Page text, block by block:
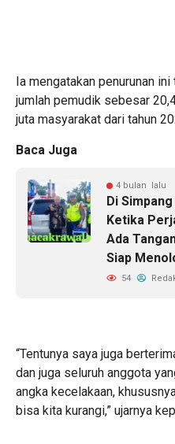
Ia mengatakan penurunan
jumlah pemudik sebesar
juta masyarakat dari tahun
Baca Juga
4 bulan lalu
Di
Ketika
Ada
Siap
54
“Tentunya saya juga
dan juga seluruh anggota
angka kecelakaan,
bisa kita kurangi,” ujarnya